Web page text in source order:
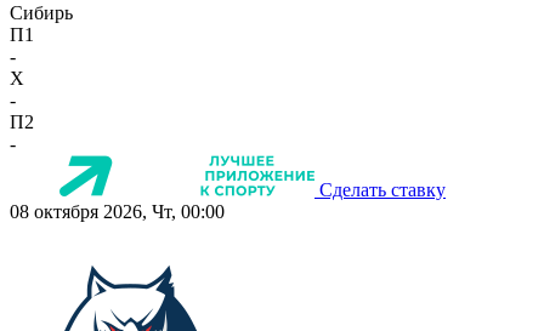
Сибирь
П1
-
X
-
П2
-
Сделать ставку
08 октября 2026, Чт, 00:00